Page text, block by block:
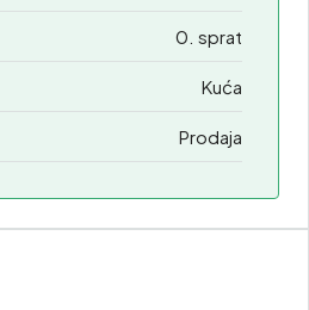
0. sprat
Kuća
Prodaja